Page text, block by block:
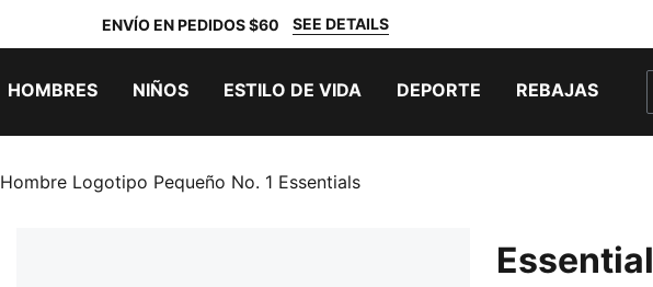
ENVÍO EN PEDIDOS $60 SEE DETAILS
HOMBRES NIÑOS ESTILO DE VIDA DEPORTE REBAJAS
Logotipo Pequeño No. 1 Essentials